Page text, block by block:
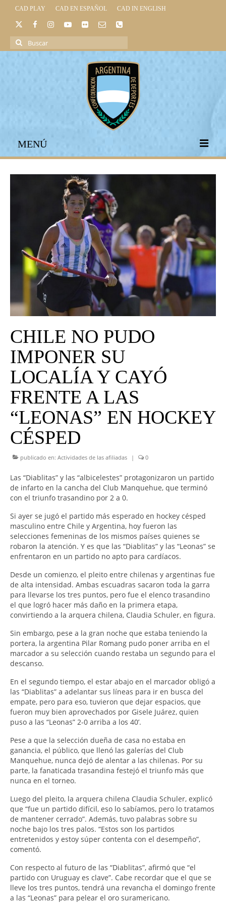
CAD PLAY CAD EN ESPAÑOL CAD IN ENGLISH
Buscar
por:
MENÚ
INICIO
INSTITUCIONAL
LEGISLACIÓN DEPORTIVA
UNIVERSO CAD
NOTICIAS
CAD MEDIA
CAD FEDERAL
CHILE NO PUDO
IMPONER SU
LOCALÍA Y CAYÓ
FRENTE A LAS
“LEONAS” EN HOCKEY
CÉSPED
publicado en: Actividades de las afiliadas | 0
Las “Diablitas” y las “albicelestes” protagonizaron un partido
de infarto en la cancha del Club Manquehue, que terminó
con el triunfo trasandino por 2 a 0.
Si ayer se jugó el partido más esperado en hockey césped
masculino entre Chile y Argentina, hoy fueron las
selecciones femeninas de los mismos países quienes se
robaron la atención. Y es que las “Diablitas” y las “Leonas” se
enfrentaron en un partido no apto para cardíacos.
Desde un comienzo, el pleito entre chilenas y argentinas fue
de alta intensidad. Ambas escuadras sacaron toda la garra
para llevarse los tres puntos, pero fue el elenco trasandino
el que logró hacer más daño en la primera etapa,
convirtiendo a la arquera chilena, Claudia Schuler, en figura.
Sin embargo, pese a la gran noche que estaba teniendo la
portera, la argentina Pilar Romang pudo poner arriba en el
marcador a su selección cuando restaba un segundo para el
descanso.
En el segundo tiempo, el estar abajo en el marcador obligó a
las “Diablitas” a adelantar sus líneas para ir en busca del
empate, pero para eso, tuvieron que dejar espacios, que
fueron muy bien aprovechados por Gisele Juárez, quien
puso a las “Leonas” 2-0 arriba a los 40’.
Pese a que la selección dueña de casa no estaba en
ganancia, el público, que llenó las galerías del Club
Manquehue, nunca dejó de alentar a las chilenas. Por su
parte, la fanaticada trasandina festejó el triunfo más que
nunca en el torneo.
Luego del pleito, la arquera chilena Claudia Schuler, explicó
que “fue un partido difícil, eso lo sabíamos, pero lo tratamos
de mantener cerrado”. Además, tuvo palabras sobre su
noche bajo los tres palos. “Estos son los partidos
entretenidos y estoy súper contenta con el desempeño”,
comentó.
Con respecto al futuro de las “Diablitas”, afirmó que “el
partido con Uruguay es clave”. Cabe recordar que el que se
lleve los tres puntos, tendrá una revancha el domingo frente
a las “Leonas” para pelear el oro suramericano.